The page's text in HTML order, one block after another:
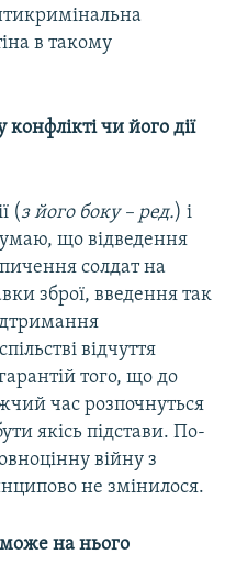
в такому
чи його дії
(з його боку – ред.) і
що відведення
солдат на
зброї, введення так
відчуття
того, що до
час розпочнуться
якісь підстави. По-
війну з
не змінилося.
може на нього